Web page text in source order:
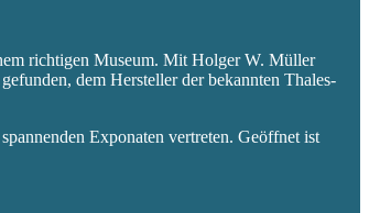
richtigen Museum. Mit Holger W. Müller
dem Hersteller der bekannten Thales-
Exponaten vertreten. Geöffnet ist